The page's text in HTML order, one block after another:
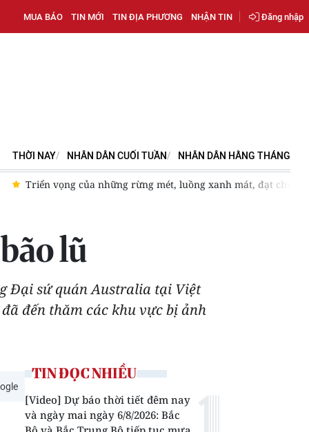
MUA BÁO TIN MỚI TIN ĐỊA PHƯƠNG NHẬN TIN Đăng nhập
THỜI NAY NHÂN DÂN CUỐI TUẦN NHÂN DÂN HẰNG THÁNG
Triển vọng của những rừng mét, luồng xanh mát, đạt chuẩn
lũ
Đại sứ quán Australia tại Việt
đến thăm các khu vực bị ảnh
TIN ĐỌC NHIỀU
[Video] Dự báo thời tiết đêm nay
và ngày mai ngày 6/8/2026: Bắc